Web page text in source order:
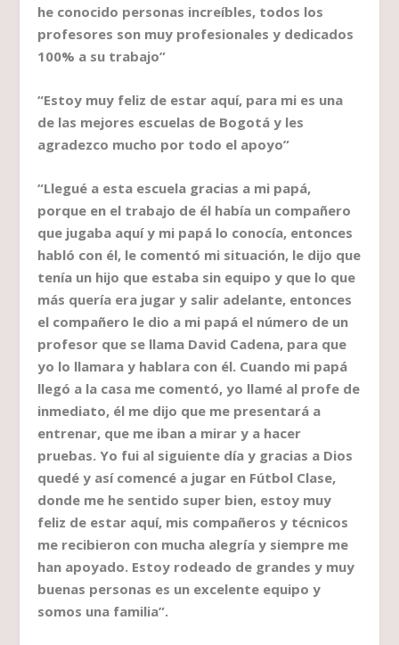
he conocido personas increíbles, todos los
profesores son muy profesionales y dedicados
100% a su trabajo”
“Estoy muy feliz de estar aquí, para mi es una
de las mejores escuelas de Bogotá y les
agradezco mucho por todo el apoyo”
“Llegué a esta escuela gracias a mi papá,
porque en el trabajo de él había un compañero
que jugaba aquí y mi papá lo conocía, entonces
habló con él, le comentó mi situación, le dijo que
tenía un hijo que estaba sin equipo y que lo que
más quería era jugar y salir adelante, entonces
el compañero le dio a mi papá el número de un
profesor que se llama David Cadena, para que
yo lo llamara y hablara con él. Cuando mi papá
llegó a la casa me comentó, yo llamé al profe de
inmediato, él me dijo que me presentará a
entrenar, que me iban a mirar y a hacer
pruebas. Yo fui al siguiente día y gracias a Dios
quedé y así comencé a jugar en Fútbol Clase,
donde me he sentido super bien, estoy muy
feliz de estar aquí, mis compañeros y técnicos
me recibieron con mucha alegría y siempre me
han apoyado. Estoy rodeado de grandes y muy
buenas personas es un excelente equipo y
somos una familia”.